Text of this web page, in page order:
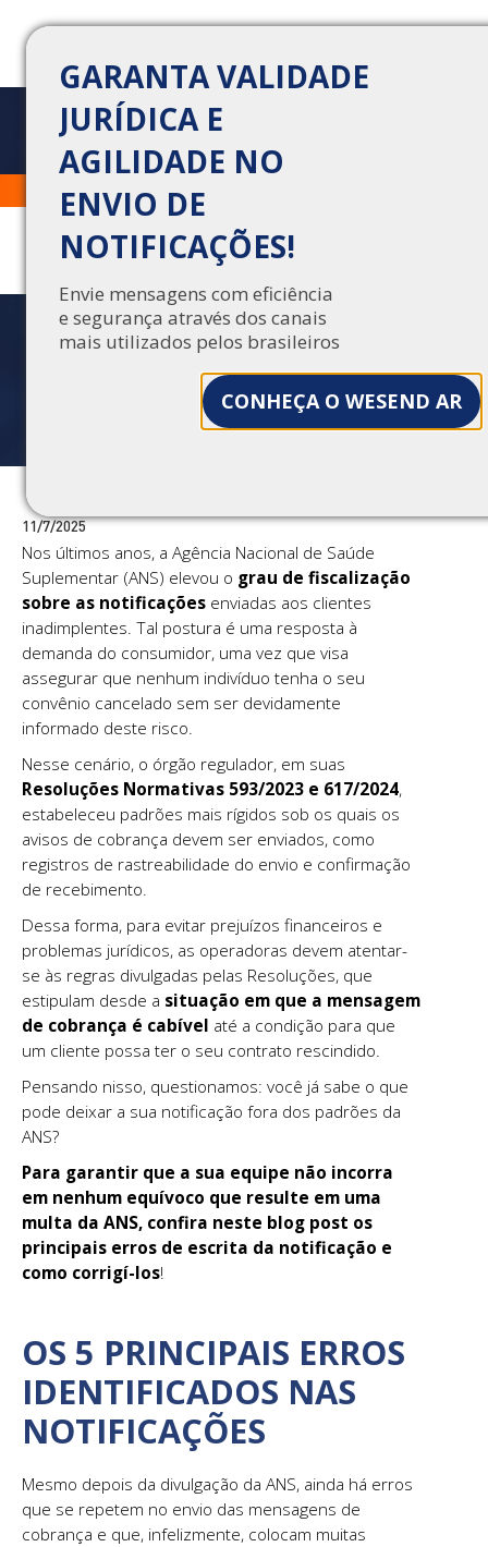
GARANTA VALIDADE
JURÍDICA E
AGILIDADE NO
ENVIO DE
NOTIFICAÇÕES!
Envie mensagens com eficiência
e segurança através dos canais
mais utilizados pelos brasileiros
CONHEÇA O WESEND AR
Trabalhe Conosco Central de Vendas
ERROS EM
NOTIFICAÇÕES ANS:
EVITE MULTAS NOS
PLANOS DE SAÚDE
Erros em notificações ANS: evite multas nos
planos de saúde
11/7/2025
Nos últimos anos, a Agência Nacional de Saúde
Suplementar (ANS) elevou o grau de fiscalização
sobre as notificações enviadas aos clientes
inadimplentes. Tal postura é uma resposta à
demanda do consumidor, uma vez que visa
assegurar que nenhum indivíduo tenha o seu
convênio cancelado sem ser devidamente
informado deste risco.
Nesse cenário, o órgão regulador, em suas
Resoluções Normativas 593/2023 e 617/2024,
estabeleceu padrões mais rígidos sob os quais os
avisos de cobrança devem ser enviados, como
registros de rastreabilidade do envio e confirmação
de recebimento.
Dessa forma, para evitar prejuízos financeiros e
problemas jurídicos, as operadoras devem atentar-
se às regras divulgadas pelas Resoluções, que
estipulam desde a situação em que a mensagem
de cobrança é cabível até a condição para que
um cliente possa ter o seu contrato rescindido.
Pensando nisso, questionamos: você já sabe o que
pode deixar a sua notificação fora dos padrões da
ANS?
Para garantir que a sua equipe não incorra
em nenhum equívoco que resulte em uma
multa da ANS, confira neste blog post os
principais erros de escrita da notificação e
como corrigí-los!
OS 5 PRINCIPAIS ERROS
IDENTIFICADOS NAS
NOTIFICAÇÕES
Mesmo depois da divulgação da ANS, ainda há erros
que se repetem no envio das mensagens de
cobrança e que, infelizmente, colocam muitas